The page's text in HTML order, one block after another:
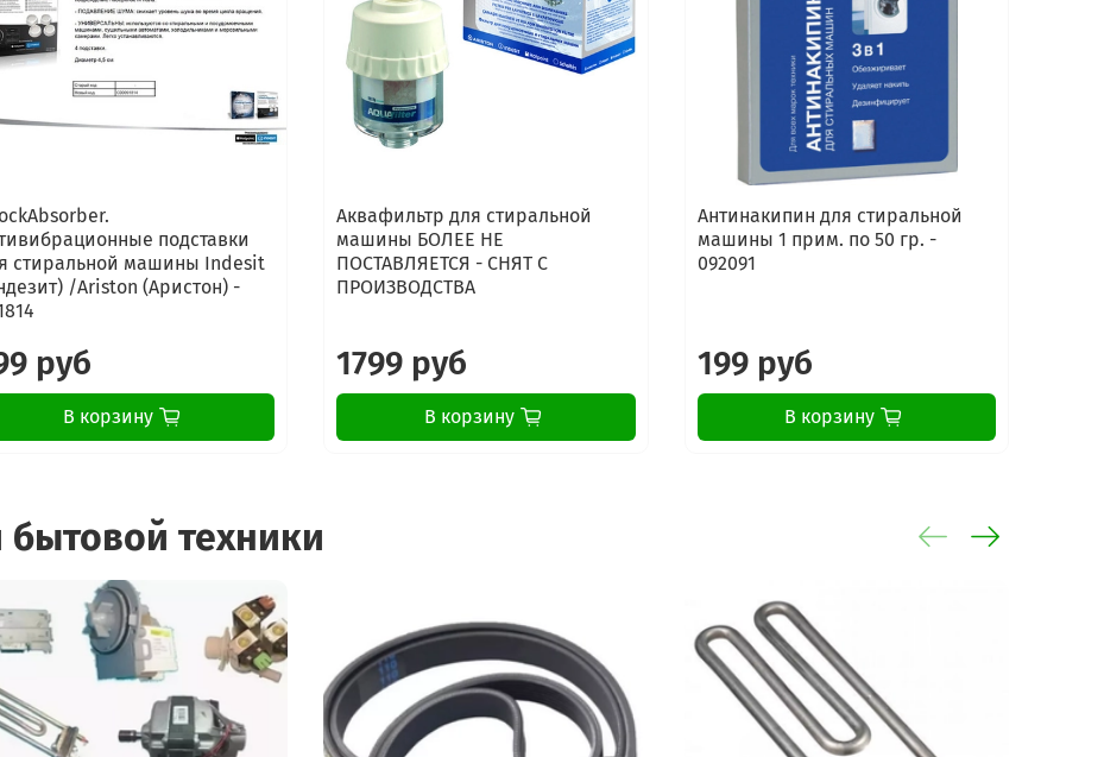
подставки
стиральной машины Indesit
/Ariston (Аристон) -
руб
В корзину
Аквафильтр для стиральной
машины БОЛЕЕ НЕ
ПОСТАВЛЯЕТСЯ - СНЯТ С
ПРОИЗВОДСТВА
1799 руб
В корзину
Антинакипин для стиральной
машины 1 прим. по 50 гр. -
092091
199 руб
В корзину
бытовой техники